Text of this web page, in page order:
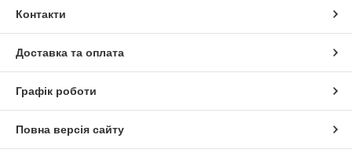
Контакти
Доставка та оплата
Графік роботи
Повна версія сайту